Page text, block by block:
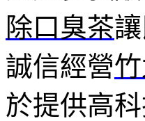
除口臭茶
誠信經營
於提供高科